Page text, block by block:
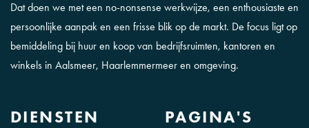
Dat doen we met een no-nonsense werkwijze, een enthousiaste en
persoonlijke aanpak en een frisse blik op de markt. De focus ligt op
bemiddeling bij huur en koop van bedrijfsruimten, kantoren en
winkels in Aalsmeer, Haarlemmermeer en omgeving.
DIENSTEN PAGINA'S